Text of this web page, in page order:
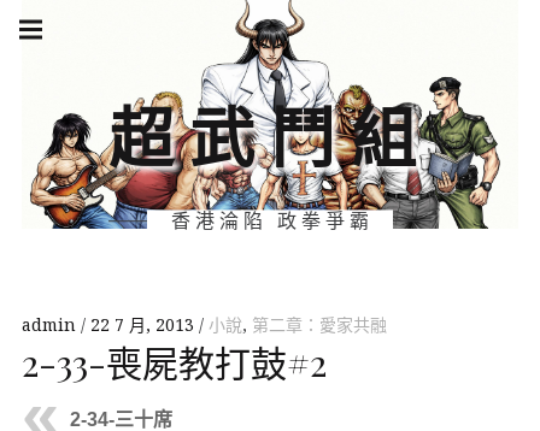
Skip
超武鬥組
香港淪陷 政拳爭霸
navigation
admin 22 7 月, 2013 小說, 第二章：愛家共融
2-33-喪屍教打鼓#2
2-34-三十席